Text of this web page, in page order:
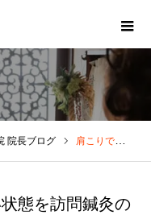
院長ブログ 肩こりで腕が上がらない状態を訪問鍼灸の治療で対処するには？
態を訪問鍼灸の